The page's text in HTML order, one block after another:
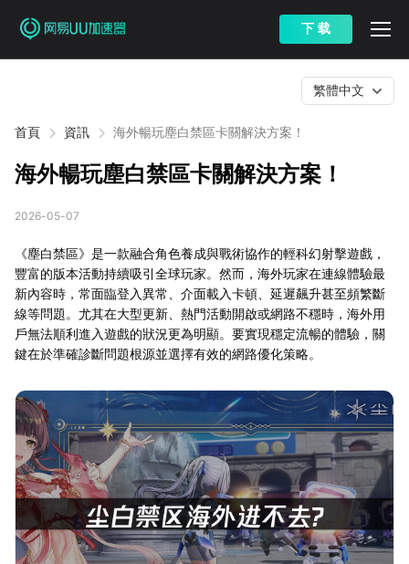
下 载
首頁 資訊 海外暢玩塵白禁區卡關解決方案！
繁體中文
海外暢玩塵白禁區卡關解決方案！
2026-05-07
《塵白禁區》是一款融合角色養成與戰術協作的輕科幻射擊遊戲，
豐富的版本活動持續吸引全球玩家。然而，海外玩家在連線體驗最
新內容時，常面臨登入異常、介面載入卡頓、延遲飆升甚至頻繁斷
線等問題。尤其在大型更新、熱門活動開啟或網路不穩時，海外用
戶無法順利進入遊戲的狀況更為明顯。要實現穩定流暢的體驗，關
鍵在於準確診斷問題根源並選擇有效的網路優化策略。